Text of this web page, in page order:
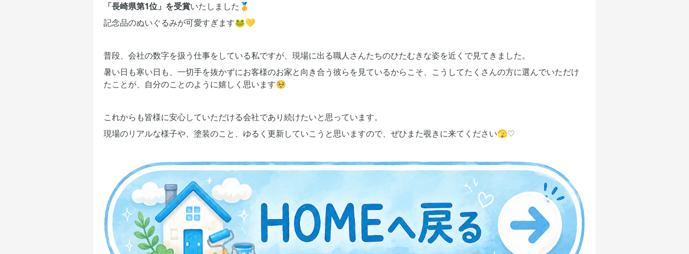
「長崎県第1位」を受賞いたしました🥇
記念品のぬいぐるみが可愛すぎます🐸💛
普段、会社の数字を扱う仕事をしている私ですが、現場に出る職人さんたちのひたむきな姿を近くで見てきました。
暑い日も寒い日も、一切手を抜かずにお客様のお家と向き合う彼らを見ているからこそ、こうしてたくさんの方に選んでいただけ
たことが、自分のことのように嬉しく思います🥺
これからも皆様に安心していただける会社であり続けたいと思っています。
現場のリアルな様子や、塗装のこと、ゆるく更新していこうと思いますので、ぜひまた覗きに来てください🫣♡